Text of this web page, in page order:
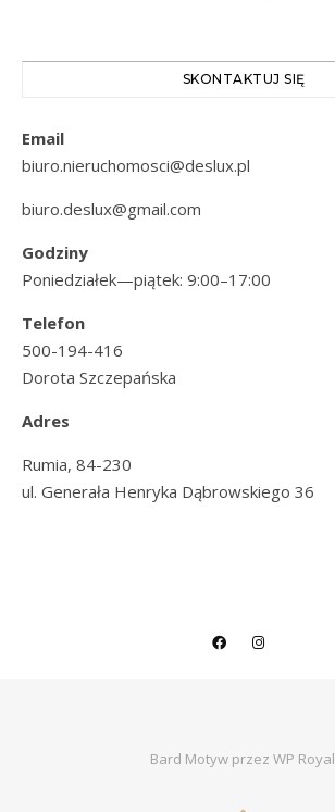
SKONTAKTUJ SIĘ
Email
biuro.nieruchomosci@deslux.pl
biuro.deslux@gmail.com
Godziny
Poniedziałek—piątek: 9:00–17:00
Telefon
500-194-416
Dorota Szczepańska
Adres
Rumia, 84-230
ul. Generała Henryka Dąbrowskiego 36
Bard Motyw przez WP Royal